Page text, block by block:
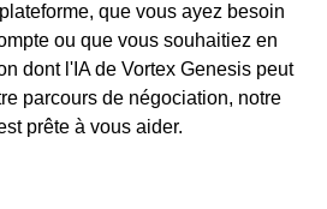
que vous ayez besoin
ou que vous souhaitiez en
dont l'IA de Vortex Genesis peut
parcours de négociation, notre
prête à vous aider.